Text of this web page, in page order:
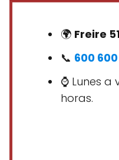
🌍 Freire
📞 600 600
⌚ Lunes a
horas.